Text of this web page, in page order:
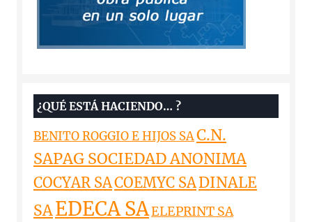
¿QUÉ ESTÁ HACIENDO… ?
BENITO ROGGIO E HIJOS SAC.N.
SAPAG SOCIEDAD ANONIMA
COCYAR SACOEMYC SADINALE
SAEDECA SAELEPRINT SA